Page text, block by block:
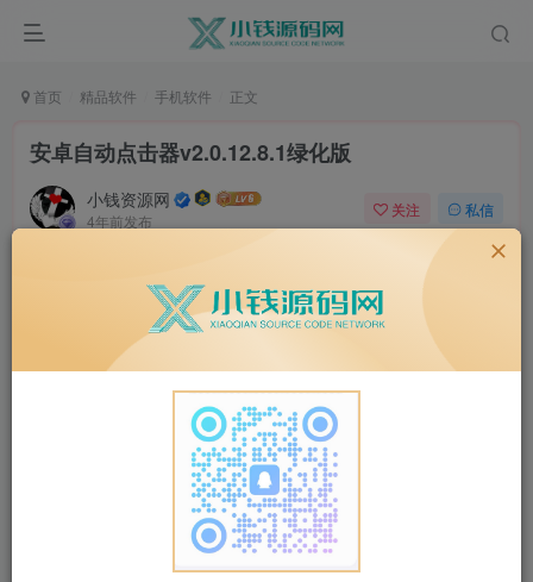
首页 精品软件 手机软件 正文
安卓自动点击器v2.0.12.8.1绿化版
小钱资源网
4年前发布
关注 私信
1283
这是一款类似于按键精灵的软件，帮你自动点击屏幕，无需
ROOT权限。可以方便添加点击位置，设置点击速度。只支
持Android7.0及以上系统，低版本系统会提示类似“安装包解